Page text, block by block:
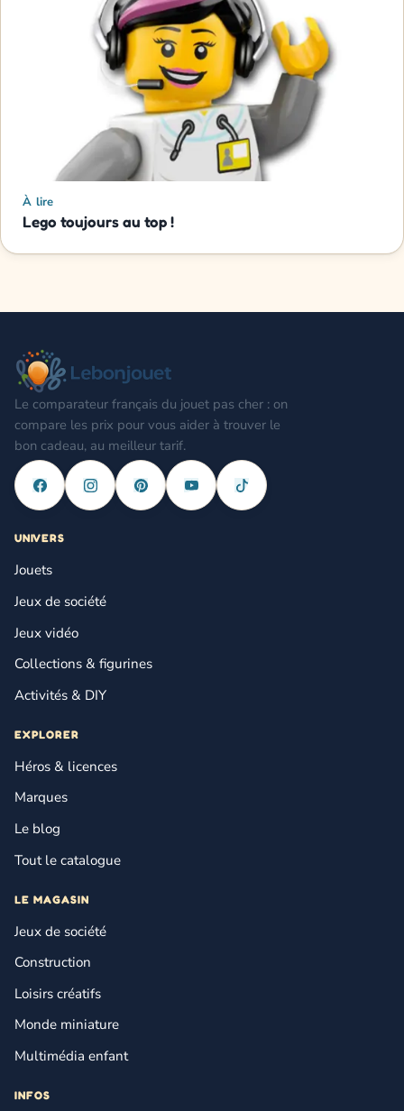
À lire
Lego toujours au top !
Le comparateur français du jouet pas cher : on
compare les prix pour vous aider à trouver le
bon cadeau, au meilleur tarif.
UNIVERS
Jouets
Jeux de société
Jeux vidéo
Collections & figurines
Activités & DIY
EXPLORER
Héros & licences
Marques
Le blog
Tout le catalogue
LE MAGASIN
Jeux de société
Construction
Loisirs créatifs
Monde miniature
Multimédia enfant
INFOS